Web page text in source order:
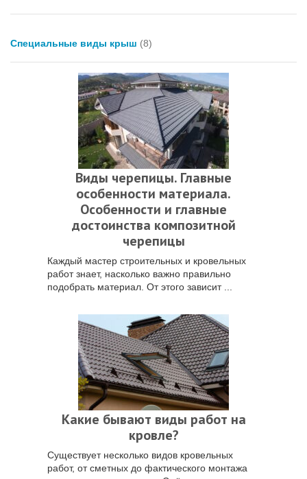
Специальные виды крыш (8)
Виды черепицы. Главные
особенности материала.
Особенности и главные
достоинства композитной
черепицы
Каждый мастер строительных и кровельных
работ знает, насколько важно правильно
подобрать материал. От этого зависит ...
Какие бывают виды работ на
кровле?
Существует несколько видов кровельных
работ, от сметных до фактического монтажа